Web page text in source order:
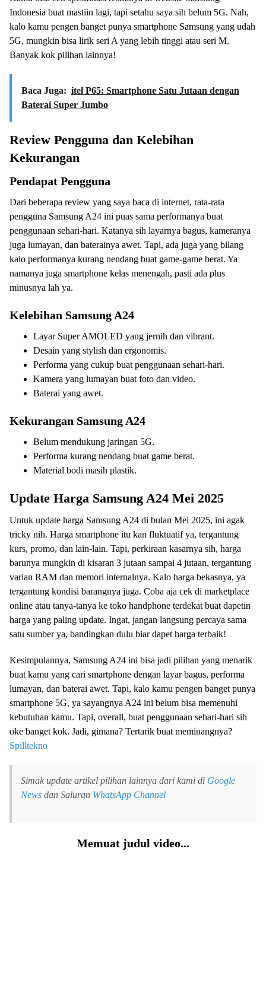
Indonesia buat mastiin lagi, tapi setahu saya sih belum 5G. Nah,
kalo kamu pengen banget punya smartphone Samsung yang udah
5G, mungkin bisa lirik seri A yang lebih tinggi atau seri M.
Banyak kok pilihan lainnya!
Baca Juga: itel P65: Smartphone Satu Jutaan dengan
Baterai Super Jumbo
Review Pengguna dan Kelebihan
Kekurangan
Pendapat Pengguna
Dari beberapa review yang saya baca di internet, rata-rata
pengguna Samsung A24 ini puas sama performanya buat
penggunaan sehari-hari. Katanya sih layarnya bagus, kameranya
juga lumayan, dan baterainya awet. Tapi, ada juga yang bilang
kalo performanya kurang nendang buat game-game berat. Ya
namanya juga smartphone kelas menengah, pasti ada plus
minusnya lah ya.
Kelebihan Samsung A24
Layar Super AMOLED yang jernih dan vibrant.
Desain yang stylish dan ergonomis.
Performa yang cukup buat penggunaan sehari-hari.
Kamera yang lumayan buat foto dan video.
Baterai yang awet.
Kekurangan Samsung A24
Belum mendukung jaringan 5G.
Performa kurang nendang buat game berat.
Material bodi masih plastik.
Update Harga Samsung A24 Mei 2025
Untuk update harga Samsung A24 di bulan Mei 2025, ini agak
tricky nih. Harga smartphone itu kan fluktuatif ya, tergantung
kurs, promo, dan lain-lain. Tapi, perkiraan kasarnya sih, harga
barunya mungkin di kisaran 3 jutaan sampai 4 jutaan, tergantung
varian RAM dan memori internalnya. Kalo harga bekasnya, ya
tergantung kondisi barangnya juga. Coba aja cek di marketplace
online atau tanya-tanya ke toko handphone terdekat buat dapetin
harga yang paling update. Ingat, jangan langsung percaya sama
satu sumber ya, bandingkan dulu biar dapet harga terbaik!
Kesimpulannya, Samsung A24 ini bisa jadi pilihan yang menarik
buat kamu yang cari smartphone dengan layar bagus, performa
lumayan, dan baterai awet. Tapi, kalo kamu pengen banget punya
smartphone 5G, ya sayangnya A24 ini belum bisa memenuhi
kebutuhan kamu. Tapi, overall, buat penggunaan sehari-hari sih
oke banget kok. Jadi, gimana? Tertarik buat meminangnya?
Spilltekno
Simak update artikel pilihan lainnya dari kami di Google
News dan Saluran WhatsApp Channel
Memuat judul video...